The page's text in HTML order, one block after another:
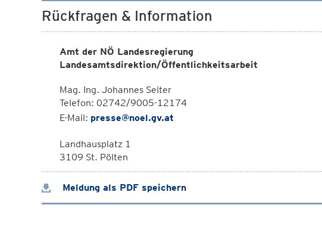
Rückfragen & Information
Amt der NÖ Landesregierung
Landesamtsdirektion/Öffentlichkeitsarbeit
Mag. Ing. Johannes Seiter
Telefon: 02742/9005-12174
E-Mail: presse@noel.gv.at
Landhausplatz 1
3109 St. Pölten
Meldung als PDF speichern